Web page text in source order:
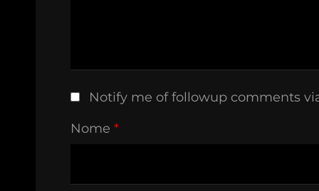
Notify me of followup comments
Nome *